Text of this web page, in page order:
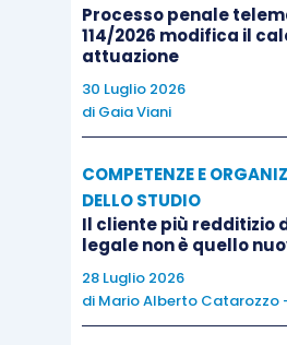
condominio è tenuto a
trasferimento – anche
convocazione
proprietari.
Allorquando le tabelle
regolamento
abbiano formato oggetto
consenso unanime di tutti i
con sentenza del giudice a
Processo penale
114/2026 modifica il
attuazione
30 Luglio 2026
di Gaia Viani
COMPETENZE E
DELLO STUDIO
Il cliente più redditizio
legale non è quello
28 Luglio 2026
di Mario Alberto Catarozzo